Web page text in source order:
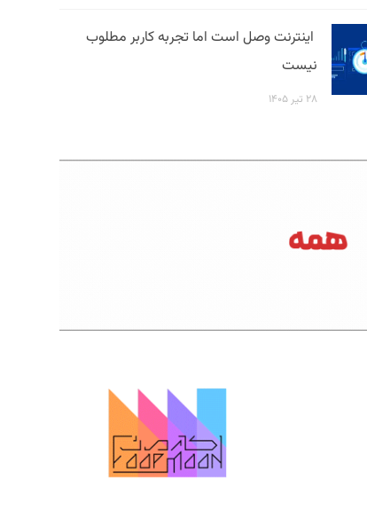
اینترنت وصل است اما تجربه کاربر مطلوب
نیست
۲۸ تیر ۱۴۰۵